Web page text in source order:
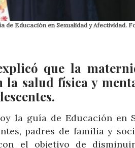
de Educación en Sexualidad y Afectividad.
que la
la salud física y
la guía de Educación en
padres de familia y
el objetivo de